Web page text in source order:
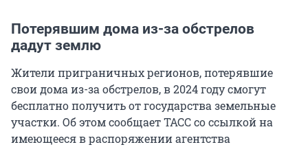
Потерявшим дома из-за обстрелов
дадут землю
Жители приграничных регионов, потерявшие
свои дома из-за обстрелов, в 2024 году смогут
бесплатно получить от государства земельные
участки. Об этом сообщает ТАСС со ссылкой на
имеющееся в распоряжении агентства